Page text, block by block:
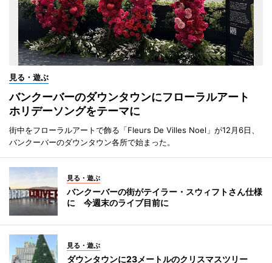
見る・遊ぶ
バンクーバーのダウンタウンにフローラルアート
ホリデーソングをテーマに
街中をフローラルアートで飾る「Fleurs De Villes Noel」が12月6日、
バンクーバーのダウンタウン各所で始まった。
見る・遊ぶ
バンクーバーの街がテイラー・スウィフトさん仕様
に 今週末のライブ目前に
見る・遊ぶ
ダウンタウンに23メートルのクリスマスツリー